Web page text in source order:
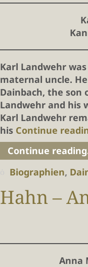
Karl Landwehr was
maternal uncle.
Dainbach, the son
Landwehr and his
Karl Landwehr
his Continue
Continue
Biographien,
Hahn –
Anna